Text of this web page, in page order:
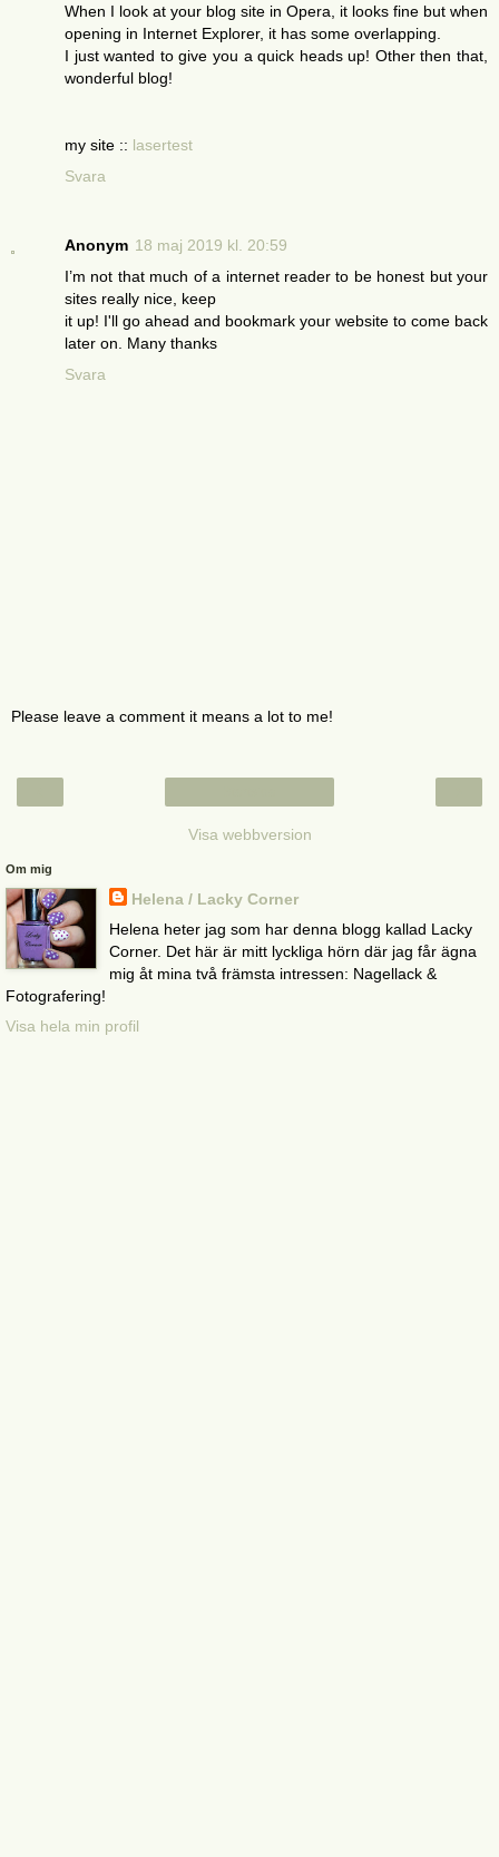
When I look at your blog site in Opera, it looks fine but when
opening in Internet Explorer, it has some overlapping.
I just wanted to give you a quick heads up! Other then that,
wonderful blog!
my site :: lasertest
Svara
Anonym 18 maj 2019 kl. 20:59
I’m not that much of a internet reader to be honest but your
sites really nice, keep
it up! I'll go ahead and bookmark your website to come back
later on. Many thanks
Svara
Please leave a comment it means a lot to me!
Visa webbversion
Om mig
Helena / Lacky Corner
Helena heter jag som har denna blogg kallad Lacky
Corner. Det här är mitt lyckliga hörn där jag får ägna
mig åt mina två främsta intressen: Nagellack &
Fotografering!
Visa hela min profil